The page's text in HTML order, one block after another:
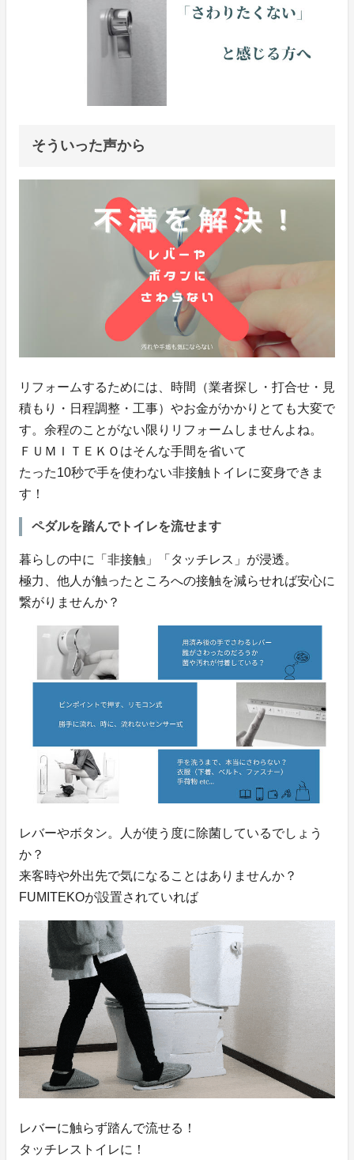
そういった声から
リフォームするためには、時間（業者探し・打合せ・見
積もり・日程調整・工事）やお金がかかりとても大変で
す。余程のことがない限りリフォームしませんよね。
ＦＵＭＩＴＥＫＯはそんな手間を省いて
たった10秒で手を使わない非接触トイレに変身できま
す！
ペダルを踏んでトイレを流せます
暮らしの中に「非接触」「タッチレス」が浸透。
極力、他人が触ったところへの接触を減らせれば安心に
繋がりませんか？
レバーやボタン。人が使う度に除菌しているでしょう
か？
来客時や外出先で気になることはありませんか？
FUMITEKOが設置されていれば
レバーに触らず踏んで流せる！
タッチレストイレに！